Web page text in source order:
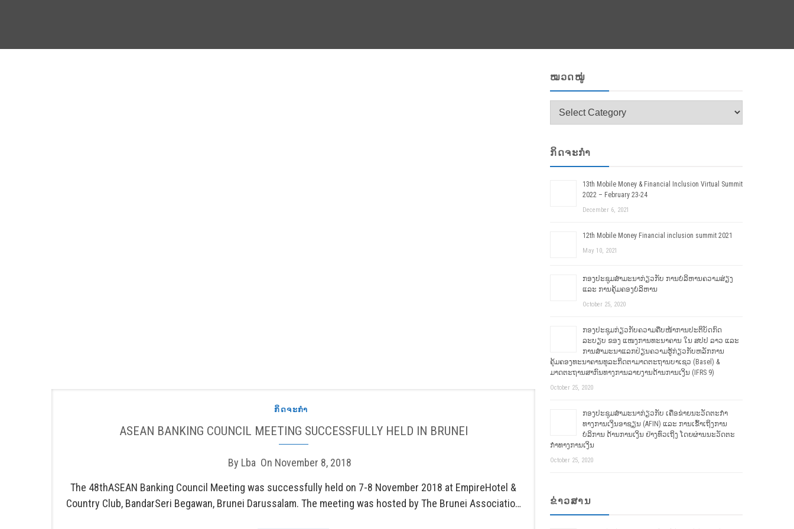
ກິດຈະກຳ
ASEAN BANKING COUNCIL MEETING SUCCESSFULLY HELD IN BRUNEI
By Lba On November 8, 2018
The 48thASEAN Banking Council Meeting was successfully held on 7-8 November 2018 at EmpireHotel &
Country Club, BandarSeri Begawan, Brunei Darussalam. The meeting was hosted by The Brunei Association
ໝວດໝູ່
ໝວດ
ໝູ່
ກິດຈະກຳ
13th Mobile Money & Financial Inclusion Virtual Summit
2022 – February 23-24
December 6, 2021
12th Mobile Money Financial inclusion summit 2021
May 10, 2021
ກອງປະຊຸມສໍາມະນາກ່ຽວກັບ ການບໍລິຫານຄວາມສ່ຽງ
ແລະ ການຄຸ້ມຄອງບໍລິຫານ
October 25, 2020
ກອງປະຊຸມກ່ຽວກັບຄວາມຄືບໜ້າການປະຕິບັດກົດ
ລະບຽບ ຂອງ ແໜງການທະນາຄານ ໃນ ສປປ ລາວ ແລະ
ການສໍາມະນາແລກປ່ຽນຄວາມຮູ້ກ່ຽວກັບຫລັກການ
ຄຸ້ມຄອງທະນາຄານທຸລະກິດຕາມາດຕະຖານບາເຊວ (Basel) &
ມາດຕະຖານສາກົນທາງການລາຍງານດ້ານການເງິນ (IFRS 9)
October 25, 2020
ກອງປະຊຸມສຳມະນາກ່ຽວກັບ ເຄື່ອຂ່າຍນະວັດຕະກໍາ
ທາງການເງິນອາຊຽນ (AFIN) ແລະ ການເຂົ້າເຖິງການ
ບໍລິການ ດ້ານການເງິນ ຢ່າງທົ່ວເຖິງ ໂດຍຜ່ານນະວັດຕະ
ກໍາທາງການເງິນ
October 25, 2020
ຂ່າວສານ